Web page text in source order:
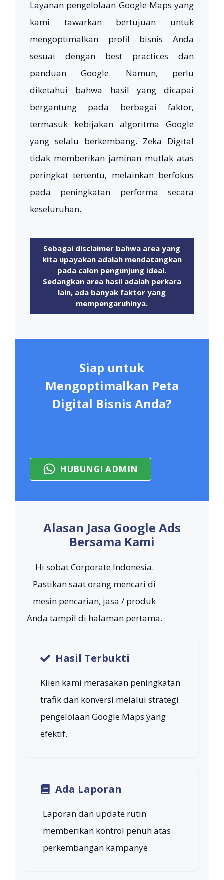
Layanan pengelolaan Google Maps yang
kami tawarkan bertujuan untuk
mengoptimalkan profil bisnis Anda
sesuai dengan best practices dan
panduan Google. Namun, perlu
diketahui bahwa hasil yang dicapai
bergantung pada berbagai faktor,
termasuk kebijakan algoritma Google
yang selalu berkembang. Zeka Digital
tidak memberikan jaminan mutlak atas
peringkat tertentu, melainkan berfokus
pada peningkatan performa secara
keseluruhan.
Sebagai disclaimer bahwa area yang
kita upayakan adalah mendatangkan
pada calon pengunjung ideal.
Sedangkan area hasil adalah perkara
lain, ada banyak faktor yang
mempengaruhinya.
Siap untuk
Mengoptimalkan Peta
Digital Bisnis Anda?
HUBUNGI ADMIN
Alasan Jasa Google Ads
Bersama Kami
Hi sobat Corporate Indonesia.
Pastikan saat orang mencari di
mesin pencarian, jasa / produk
Anda tampil di halaman pertama.
Hasil Terbukti
Klien kami merasakan peningkatan
trafik dan konversi melalui strategi
pengelolaan Google Maps yang
efektif.
Ada Laporan
Laporan dan update rutin
memberikan kontrol penuh atas
perkembangan kampanye.